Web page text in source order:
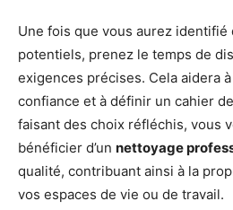
Une fois que vous aurez
potentiels, prenez le temps de
exigences précises. Cela aidera
confiance et à définir un cahier
faisant des choix réfléchis, vous
bénéficier d’un nettoyage
qualité, contribuant ainsi à la
vos espaces de vie ou de travail.